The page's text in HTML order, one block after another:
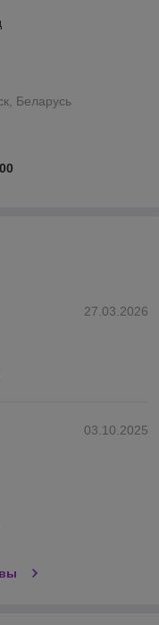
Беларусь
27.03.2026
03.10.2025